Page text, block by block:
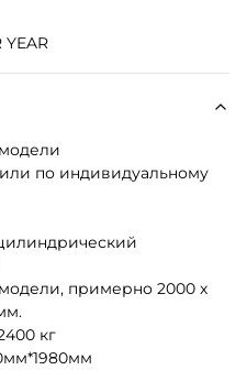
YEAR
по индивидуальному
примерно 2000 x
кг